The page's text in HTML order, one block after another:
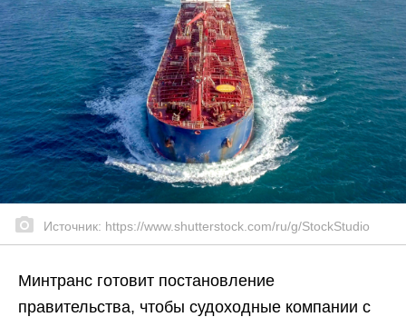
Источник: https://www.shutterstock.com/ru/g/StockStudio
Минтранс готовит постановление
правительства, чтобы судоходные компании с